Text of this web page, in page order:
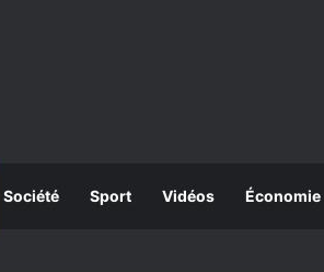
Société Sport Vidéos Économie